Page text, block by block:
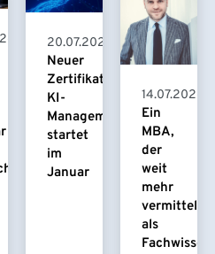
20.07.2026
Neuer
Zertifikatskurs
KI-
Management
startet
im
Januar
14.07.2026
Ein
MBA,
der
weit
mehr
vermittelt
als
Fachwissen